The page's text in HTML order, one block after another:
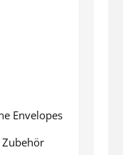
Envelopes